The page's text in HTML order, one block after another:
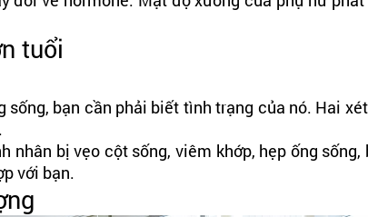
tuổi
bạn cần phải biết tình trạng của nó. Hai
nhân bị vẹo cột sống, viêm khớp, hẹp ống
với bạn.